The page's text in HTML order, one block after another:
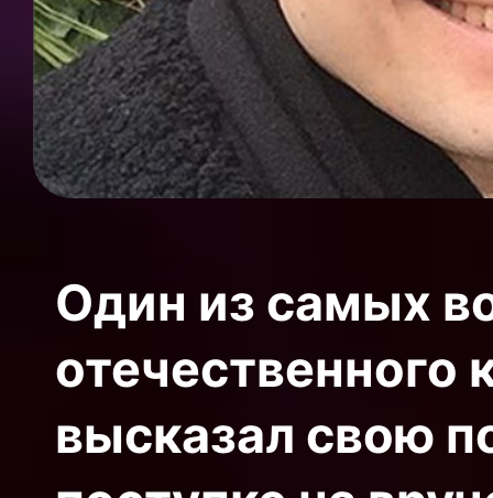
Один из самых
отечественного
высказал свою